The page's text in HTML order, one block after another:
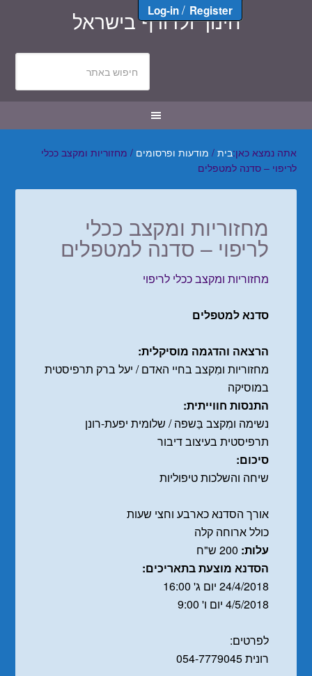
Log-in/ Register
חינוך ולדורף בישראל
אתה נמצא כאן:בית / מודעות ופרסומים / מחזוריות ומקצב ככלי
לריפוי – סדנה למטפלים
מחזוריות ומקצב ככלי
לריפוי – סדנה למטפלים
מחזוריות ומקצב ככלי לריפוי
סדנא למטפלים
הרצאה והדגמה מוסיקלית:
מחזוריות ומִקצב בחיי האדם / יעל ברק תרפיסטית
במוסיקה
התנסות חווייתית:
נשימה ומִקצב בַּשפה / שלומית יפעת-רונן
תרפיסטית בעיצוב דיבור
סיכום:
שיחה והשלכות טיפוליות
אורך הסדנא כארבע וחצי שעות
כולל ארוחה קלה
עלות:
הסדנא מוצעת בתאריכים:
24/4/2018 יום ג' 16:00
4/5/2018 יום ו' 9:00
לפרטים:
רונית 054-7779045